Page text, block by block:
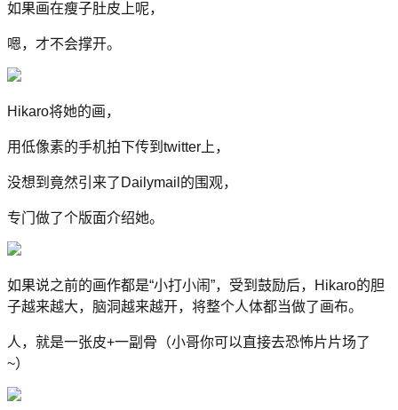
如果画在瘦子肚皮上呢，
嗯，才不会撑开。
Hikaro将她的画，
用低像素的手机拍下传到twitter上，
没想到竟然引来了Dailymail的围观，
专门做了个版面介绍她。
如果说之前的画作都是“小打小闹”，受到鼓励后，Hikaro的胆
子越来越大，脑洞越来越开，将整个人体都当做了画布。
人，就是一张皮+一副骨（小哥你可以直接去恐怖片片场了
~）